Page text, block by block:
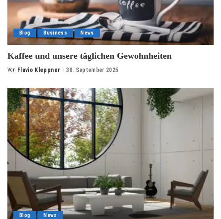
Blog Business News
Kaffee und unsere täglichen Gewohnheiten
Posted
Von Flavio Kleppner 30. September 2025
Blog News